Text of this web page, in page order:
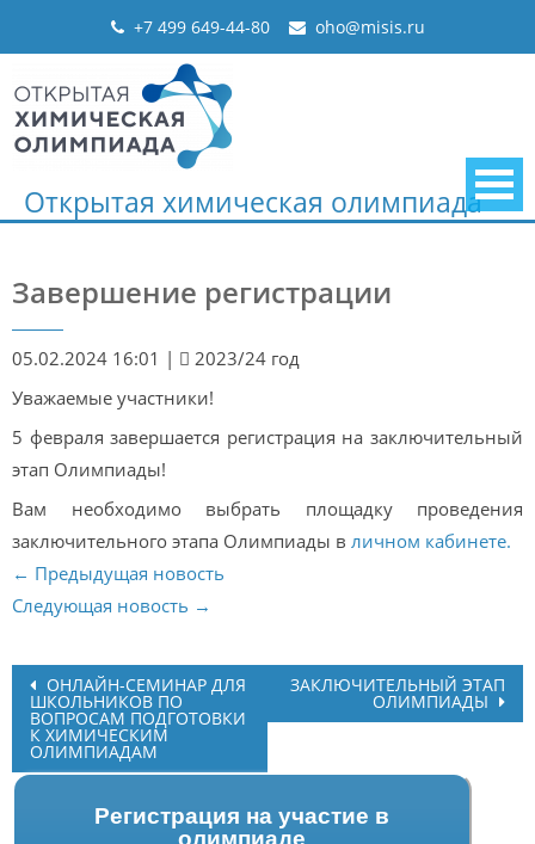
+7 499 649-44-80 oho@misis.ru
Открытая химическая олимпиада
Завершение регистрации
05.02.2024 16:01 |
2023/24 год
Уважаемые участники!
5 февраля завершается регистрация на заключительный
этап Олимпиады!
Вам необходимо выбрать площадку проведения
заключительного этапа Олимпиады в личном кабинете.
← Предыдущая новость
Следующая новость →
Post
navigation
ОНЛАЙН-СЕМИНАР ДЛЯ
ШКОЛЬНИКОВ ПО
ВОПРОСАМ ПОДГОТОВКИ
К ХИМИЧЕСКИМ
ОЛИМПИАДАМ
ЗАКЛЮЧИТЕЛЬНЫЙ ЭТАП
ОЛИМПИАДЫ
Регистрация на участие в
олимпиаде